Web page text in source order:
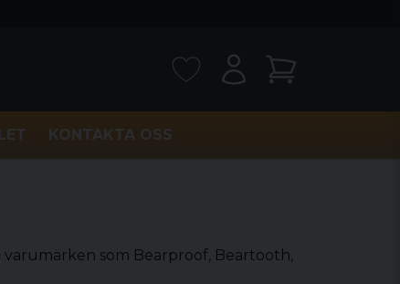
KONTAKTA OSS
som Bearproof, Beartooth,